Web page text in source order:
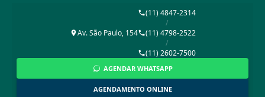
Av. São Paulo, 154
(11) 4847-2314
/
(11) 4798-2522
/
(11) 2602-7500
AGENDAR WHATSAPP
AGENDAMENTO ONLINE